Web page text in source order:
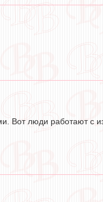
Вот люди работают с